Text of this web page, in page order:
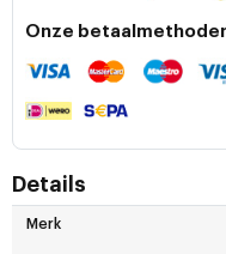
Onze
Details
Merk